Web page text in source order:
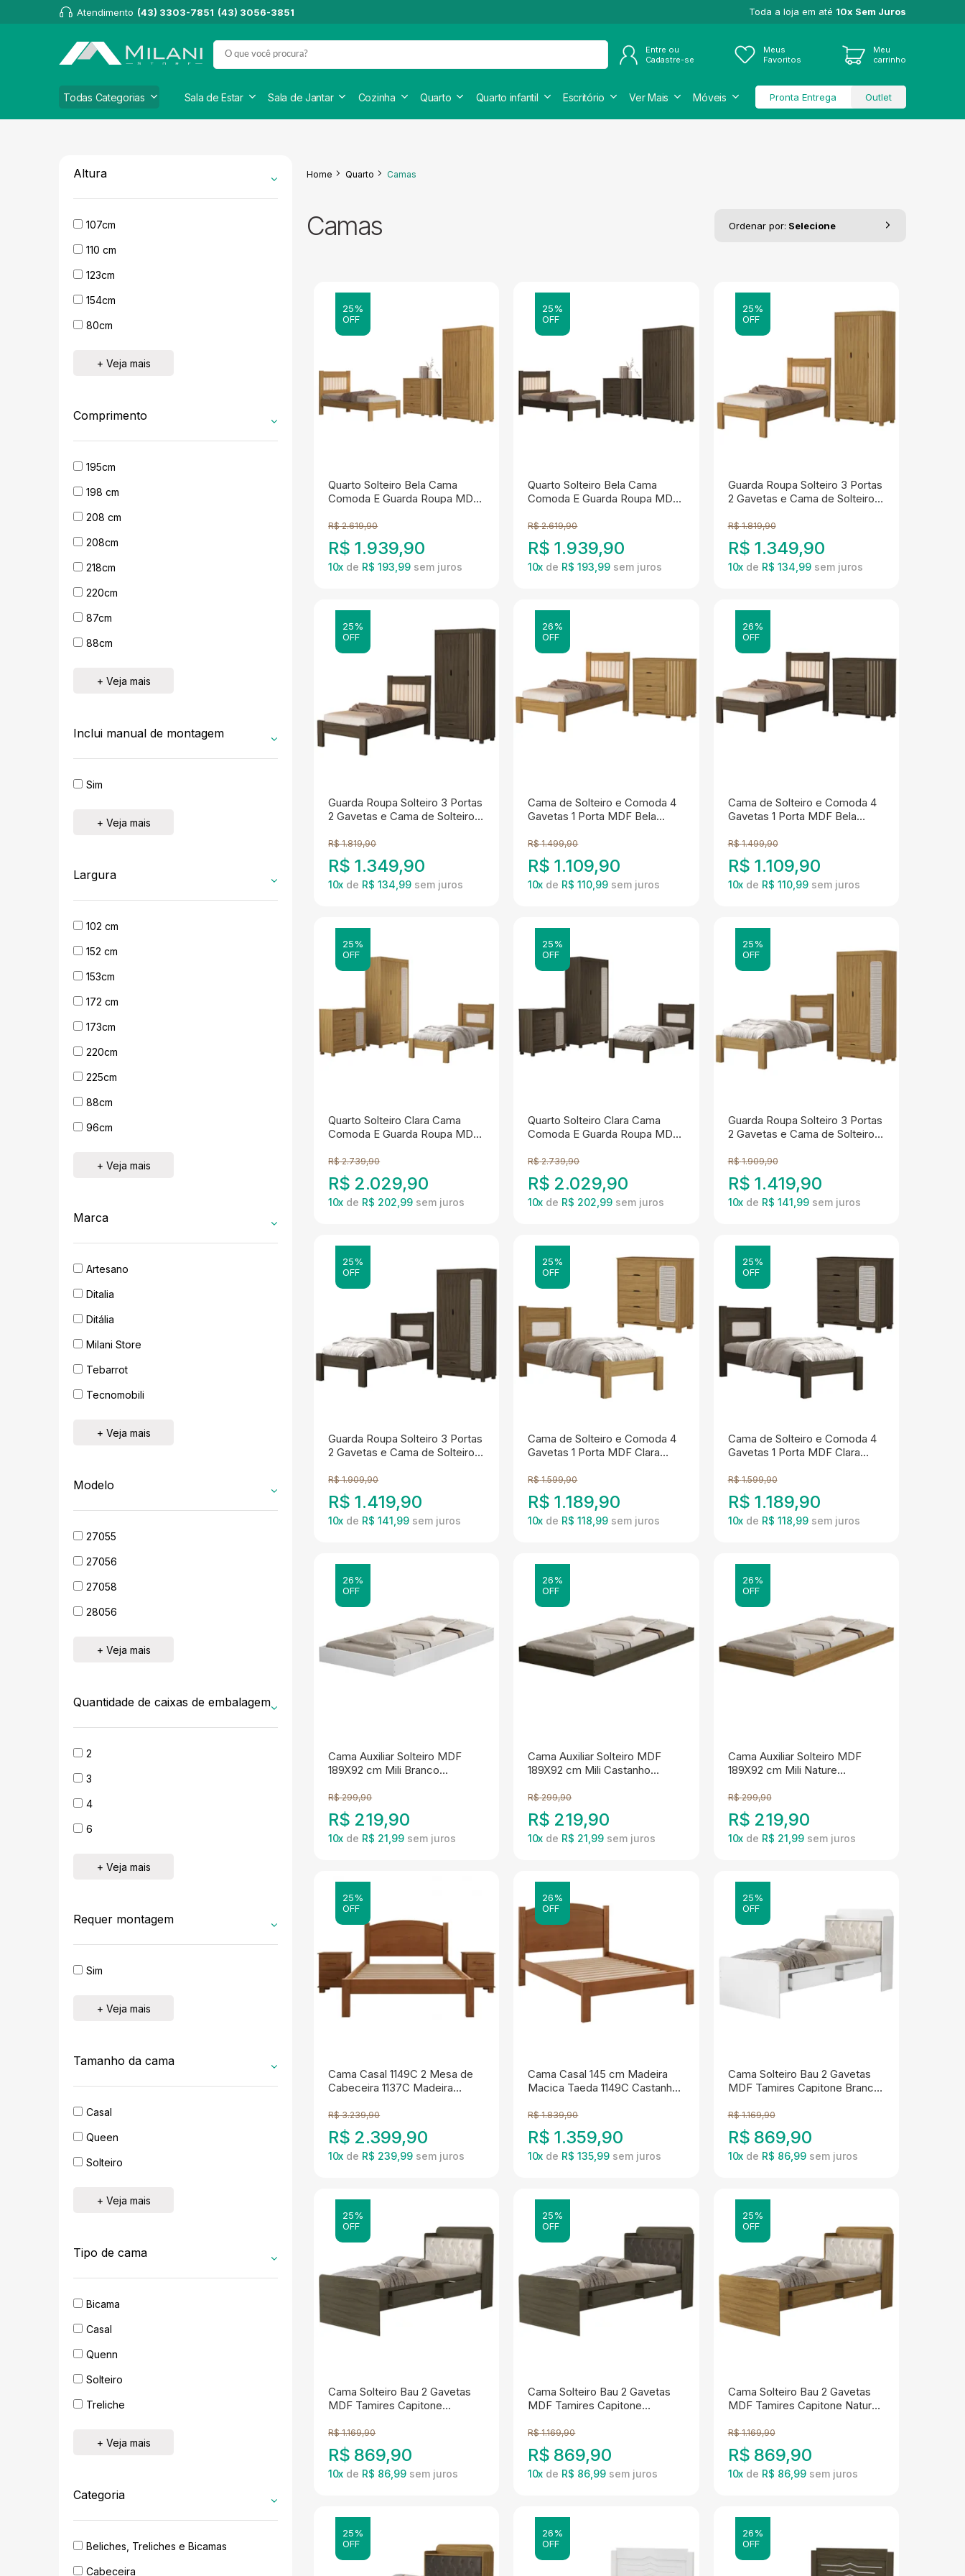
Atendimento (43) 3303-7851 (43) 3056-3851 Toda a loja em até 10x Sem Juros
Entre ou
Cadastre-se
Meus
Favoritos
Meu
carrinho
Todas Categorias Sala de Estar Sala de Jantar Cozinha Quarto Quarto infantil Escritório Ver Mais Móveis Pronta Entrega Outlet
Altura
107cm
110 cm
123cm
154cm
80cm
+ Veja mais
Comprimento
195cm
198 cm
208 cm
208cm
218cm
220cm
87cm
88cm
+ Veja mais
Inclui manual de montagem
Sim
+ Veja mais
Largura
102 cm
152 cm
153cm
172 cm
173cm
220cm
225cm
88cm
96cm
+ Veja mais
Marca
Artesano
Ditalia
Ditália
Milani Store
Tebarrot
Tecnomobili
+ Veja mais
Modelo
27055
27056
27058
28056
+ Veja mais
Quantidade de caixas de embalagem
2
3
4
6
+ Veja mais
Requer montagem
Sim
+ Veja mais
Tamanho da cama
Casal
Queen
Solteiro
+ Veja mais
Tipo de cama
Bicama
Casal
Quenn
Solteiro
Treliche
+ Veja mais
Categoria
Beliches, Treliches e Bicamas
Cabeceira
Home Quarto Camas
Camas Ordenar por: Selecione
25%
OFF
Quarto Solteiro Bela Cama
Comoda E Guarda Roupa MDF
R$ 2.619,90
R$ 1.939,90
10x de R$ 193,99
25%
OFF
Quarto Solteiro Bela Cama
Comoda E Guarda Roupa MDF
R$ 2.619,90
R$ 1.939,90
10x de R$ 193,99
25%
OFF
Guarda Roupa Solteiro 3 Portas
2 Gavetas e Cama de Solteiro
R$ 1.819,90
R$ 1.349,90
10x de R$ 134,99
25%
OFF
Guarda Roupa Solteiro 3 Portas
2 Gavetas e Cama de Solteiro
Decmade
R$ 1.819,90
R$ 1.349,90
10x de R$ 134,99
26%
OFF
Cama de Solteiro e Comoda 4
Gavetas 1 Porta MDF Bela
R$ 1.499,90
R$ 1.109,90
10x de R$ 110,99
26%
OFF
Cama de Solteiro e Comoda 4
Gavetas 1 Porta MDF Bela
R$ 1.499,90
R$ 1.109,90
10x de R$ 110,99
25%
OFF
Quarto Solteiro Clara Cama
Comoda E Guarda Roupa MDF
R$ 2.739,90
R$ 2.029,90
10x de R$ 202,99
25%
OFF
Quarto Solteiro Clara Cama
Comoda E Guarda Roupa MDF
R$ 2.739,90
R$ 2.029,90
10x de R$ 202,99
25%
OFF
Guarda Roupa Solteiro 3 Portas
2 Gavetas e Cama de Solteiro
R$ 1.909,90
R$ 1.419,90
10x de R$ 141,99
25%
OFF
Guarda Roupa Solteiro 3 Portas
2 Gavetas e Cama de Solteiro
Decmade
R$ 1.909,90
R$ 1.419,90
10x de R$ 141,99
25%
OFF
Cama de Solteiro e Comoda 4
Gavetas 1 Porta MDF Clara
R$ 1.599,90
R$ 1.189,90
10x de R$ 118,99
25%
OFF
Cama de Solteiro e Comoda 4
Gavetas 1 Porta MDF Clara
R$ 1.599,90
R$ 1.189,90
10x de R$ 118,99
26%
OFF
Cama Auxiliar Solteiro MDF
189X92 cm Mili Branco
R$ 299,90
R$ 219,90
10x de R$ 21,99
26%
OFF
Cama Auxiliar Solteiro MDF
189X92 cm Mili Castanho
R$ 299,90
R$ 219,90
10x de R$ 21,99
26%
OFF
Cama Auxiliar Solteiro MDF
189X92 cm Mili Nature
R$ 299,90
R$ 219,90
10x de R$ 21,99
25%
OFF
Cama Casal 1149C 2 Mesa de
Cabeceira 1137C Madeira
R$ 3.239,90
R$ 2.399,90
10x de R$ 239,99
26%
OFF
Cama Casal 145 cm Madeira
Macica Taeda 1149C Castanho
R$ 1.839,90
R$ 1.359,90
10x de R$ 135,99
25%
OFF
Cama Solteiro Bau 2 Gavetas
MDF Tamires Capitone Branco
R$ 1.169,90
R$ 869,90
10x de R$ 86,99
25%
OFF
Cama Solteiro Bau 2 Gavetas
MDF Tamires Capitone
R$ 1.169,90
R$ 869,90
10x de R$ 86,99
25%
OFF
Cama Solteiro Bau 2 Gavetas
MDF Tamires Capitone
R$ 1.169,90
R$ 869,90
10x de R$ 86,99
25%
OFF
Cama Solteiro Bau 2 Gavetas
MDF Tamires Capitone Nature
R$ 1.169,90
R$ 869,90
10x de R$ 86,99
25%
OFF
26%
OFF
26%
OFF